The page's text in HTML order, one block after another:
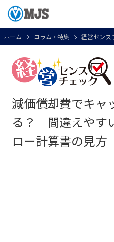
ホーム コラム・特集 経営センス
減価償却費でキャ
る？ 間違えやす
ロー計算書の見方